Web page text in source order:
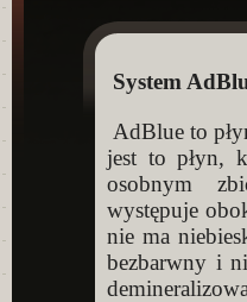
System
AdBlue to
jest to płyn,
osobnym
występuje
nie ma
bezbarwny i